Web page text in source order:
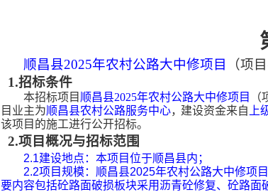
顺昌县2025年农村公路大中修项目
（项
1.招标条件
本招标项目 顺昌县2025年农村公路大中修项目
目业主为顺昌县农村公路服务中心， 建设资金来自 上
该项目 的施工进行公开招标。
2.项 目概况与招标范围
2.1建设地点：本项目位于顺昌县内；
2.2项目规模：顺昌县2025年农村公路大中修项目
要内容包括砼路面破损板块采用沥青砼修复、砼路